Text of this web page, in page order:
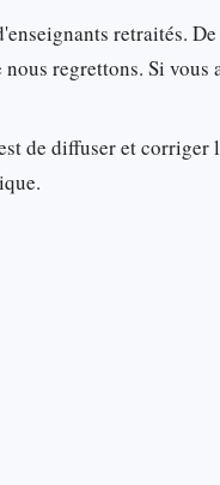
retraités.
regrettons. Si
de diffuser et corriger